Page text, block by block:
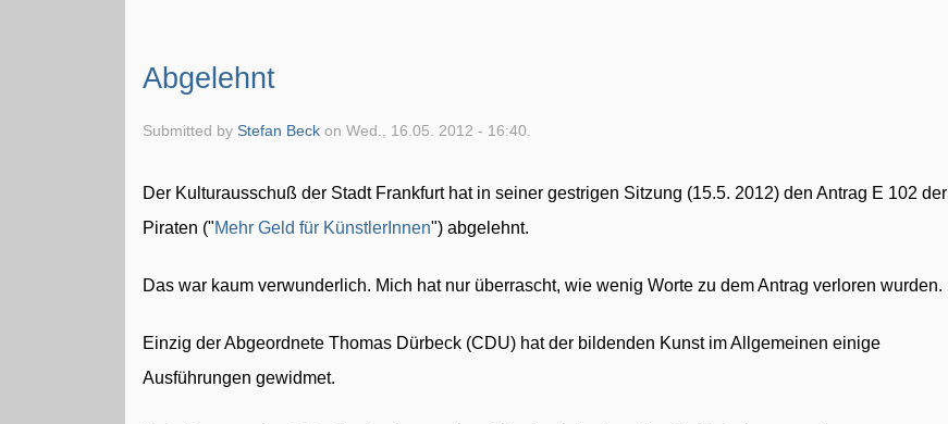
Abgelehnt
Submitted byStefan Beck on Wed., 16.05. 2012 - 16:40.
Der Kulturausschuß der Stadt Frankfurt hat in seiner gestrigen Sitzung (15.5. 2012) den Antrag E 102 der
Piraten ("Mehr Geld für KünstlerInnen") abgelehnt.
Das war kaum verwunderlich. Mich hat nur überrascht, wie wenig Worte zu dem Antrag verloren wurden.
Einzig der Abgeordnete Thomas Dürbeck (CDU) hat der bildenden Kunst im Allgemeinen einige
Ausführungen gewidmet.